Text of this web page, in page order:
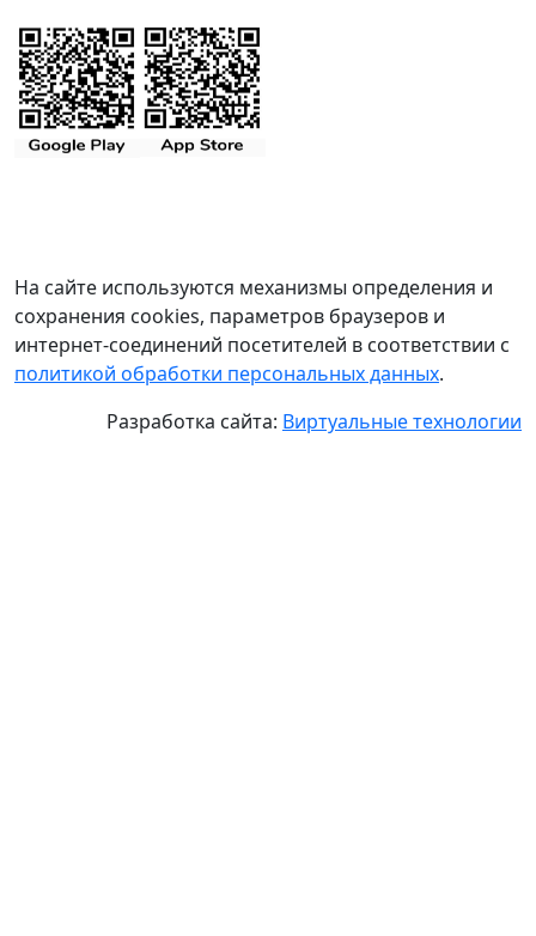
На сайте используются механизмы определения и
сохранения cookies, параметров браузеров и
интернет-соединений посетителей в соответствии с
политикой обработки персональных данных.
Разработка сайта: Виртуальные технологии